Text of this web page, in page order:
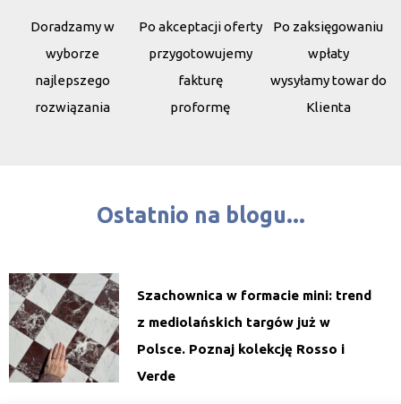
Doradzamy w
wyborze
najlepszego
rozwiązania
Po akceptacji oferty
przygotowujemy
fakturę
proformę
Po zaksięgowaniu
wpłaty
wysyłamy towar do
Klienta
Ostatnio na blogu...
Szachownica w formacie mini: trend
z mediolańskich targów już w
Polsce. Poznaj kolekcję Rosso i
Verde